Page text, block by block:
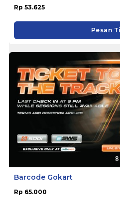
Rp 53.625
Pesan
Barcode Gokart
Rp 65.000